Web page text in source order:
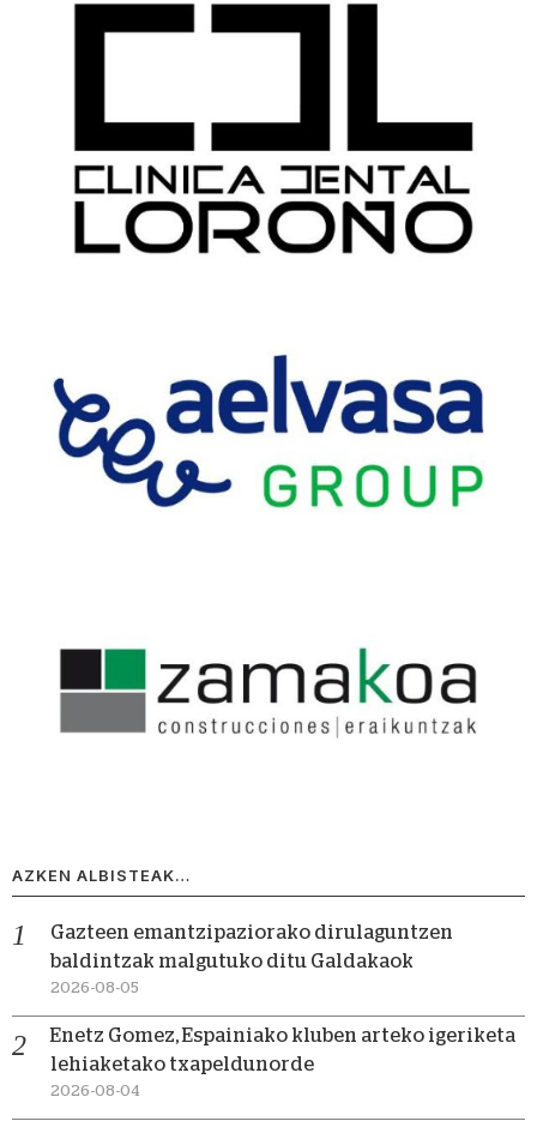
AZKEN ALBISTEAK…
Gazteen emantzipaziorako dirulaguntzen
baldintzak malgutuko ditu Galdakaok
2026-08-05
Enetz Gomez, Espainiako kluben arteko igeriketa
lehiaketako txapeldunorde
2026-08-04